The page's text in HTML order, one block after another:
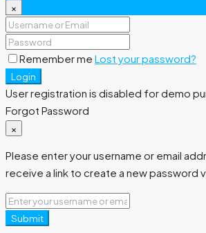
×
Remember me Lost your password?
Login
User registration is disabled for demo
Forgot Password
×
Please enter your username or email
receive a link to create a new password
Submit